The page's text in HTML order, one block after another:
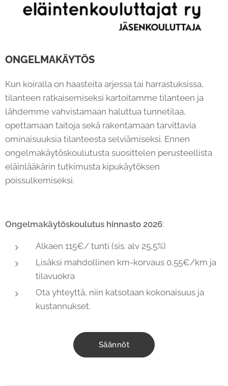
ONGELMAKÄYTÖS
Kun koiralla on haasteita arjessa tai harrastuksissa,
tilanteen ratkaisemiseksi kartoitamme tilanteen ja
lähdemme vahvistamaan haluttua tunnetilaa,
opettamaan taitoja sekä rakentamaan tarvittavia
ominaisuuksia tilanteesta selviämiseksi. Ennen
ongelmakäytöskoulutusta suosittelen perusteellista
eläinlääkärin tutkimusta kipukäytöksen
poissulkemiseksi.
Ongelmakäytöskoulutus hinnasto 2026:
Alkaen 115€/ tunti (sis. alv 25,5%)
Lisäksi mahdollinen km-korvaus 0,55€/km ja
tilavuokra
Ota yhteyttä, niin katsotaan kokonaisuus ja
kustannukset.
Säännöt